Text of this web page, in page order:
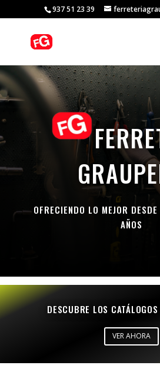
937 51 23 39
OFRECIENDO LO MEJOR
AÑOS
DESCUBRE LOS
VER AHORA